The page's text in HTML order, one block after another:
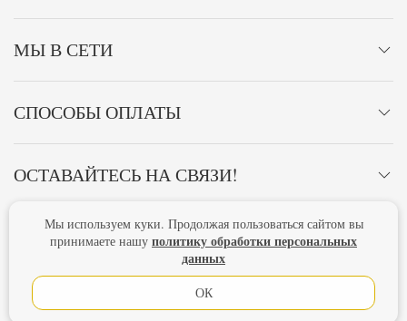
МЫ В СЕТИ
СПОСОБЫ ОПЛАТЫ
ОСТАВАЙТЕСЬ НА СВЯЗИ!
Главная Политика конфиденциальности
Оферта
Новости
Мы используем куки. Продолжая пользоваться сайтом вы
принимаете нашу политику обработки персональных
данных
ОК